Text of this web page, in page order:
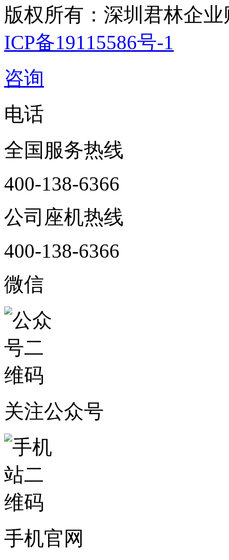
版权所有：深圳君林企
ICP备19115586号-1
咨询
电话
全国服务热线
400-138-6366
公司座机热线
400-138-6366
微信
关注公众号
手机官网